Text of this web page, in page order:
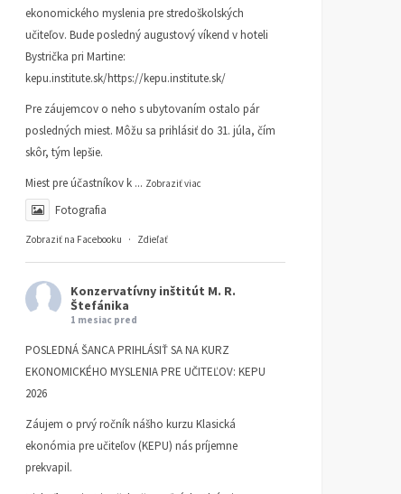
ekonomického myslenia pre stredoškolských
učiteľov. Bude posledný augustový víkend v hoteli
Bystrička pri Martine:
kepu.institute.sk/https://kepu.institute.sk/
Pre záujemcov o neho s ubytovaním ostalo pár
posledných miest. Môžu sa prihlásiť do 31. júla, čím
skôr, tým lepšie.
Miest pre účastníkov k ... Zobraziť viac
Fotografia
Zobraziť na Facebooku · Zdieľať
Konzervatívny inštitút M. R.
Štefánika
1 mesiac pred
POSLEDNÁ ŠANCA PRIHLÁSIŤ SA NA KURZ
EKONOMICKÉHO MYSLENIA PRE UČITEĽOV: KEPU
2026
Záujem o prvý ročník nášho kurzu Klasická
ekonómia pre učiteľov (KEPU) nás príjemne
prekvapil.